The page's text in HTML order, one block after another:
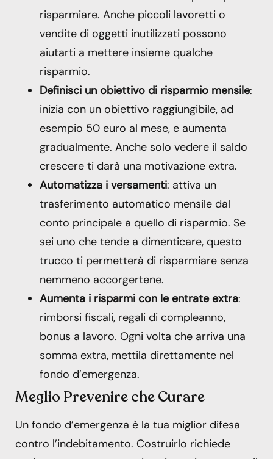
risparmiare. Anche piccoli lavoretti o
vendite di oggetti inutilizzati possono
aiutarti a mettere insieme qualche
risparmio.
Definisci un obiettivo di risparmio mensile:
inizia con un obiettivo raggiungibile, ad
esempio 50 euro al mese, e aumenta
gradualmente. Anche solo vedere il saldo
crescere ti darà una motivazione extra.
Automatizza i versamenti: attiva un
trasferimento automatico mensile dal
conto principale a quello di risparmio. Se
sei uno che tende a dimenticare, questo
trucco ti permetterà di risparmiare senza
nemmeno accorgertene.
Aumenta i risparmi con le entrate extra:
rimborsi fiscali, regali di compleanno,
bonus a lavoro. Ogni volta che arriva una
somma extra, mettila direttamente nel
fondo d’emergenza.
Meglio Prevenire che Curare
Un fondo d’emergenza è la tua miglior difesa
contro l’indebitamento. Costruirlo richiede